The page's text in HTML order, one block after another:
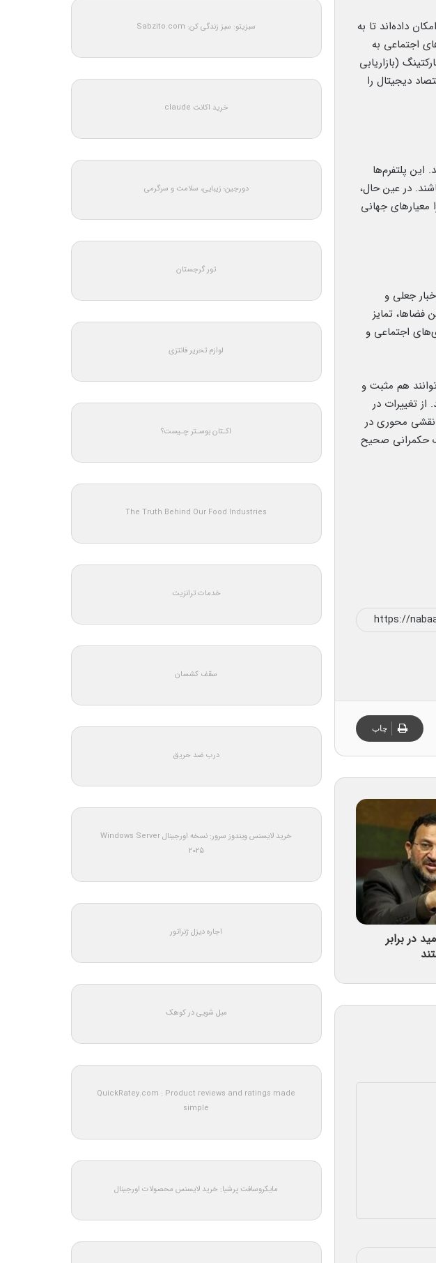
داده‌اند تا به
اجتماعی به
(بازاریابی
دیجیتال را
پلتفرم‌ها
در عین حال،
جهانی
جعلی و
فضاها، تمایز
اجتماعی و
هم مثبت و
تغییرات در
نقشی محوری در
حکمرانی صحیح
چاپ
در برابر
سبزیتو: سبز زندگی کن: Sabzito.com
خرید اکانت claude
دورجین؛ زیبایی، سلامت و سرگرمی
تور گرجستان
لوازم تحریر فانتزی
اکـتان بوسـتر چـیست؟
The Truth Behind Our Food Industries
خدمات ترانزیت
سقف کشسان
درب ضد حریق
خرید لایسنس ویندوز سرور: نسخه اورجینال Windows Server
2025
اجاره دیزل ژنراتور
مبل شویی در کوهک
QuickRatey.com : Product reviews and ratings made
simple
مایکروسافت پرشیا: خرید لایسنس محصولات اورجینال